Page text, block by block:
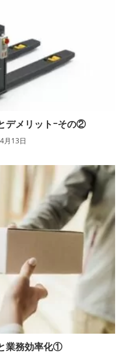
デメリットｰその②
月13日
業務効率化①